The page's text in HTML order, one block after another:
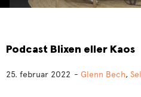
Podcast Blixen eller Kaos
25. februar 2022 - Glenn Bech,